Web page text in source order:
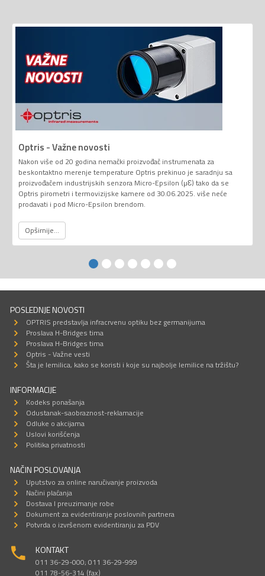
Optris - Važne novosti
Nakon više od 20 godina nemački proizvođač instrumenata za
beskontaktno merenje temperature Optris prekinuo je saradnju sa
proizvođačem industrijskih senzora Micro-Epsilon (µƐ) tako da se
Optris pirometri i termovizijske kamere od 30.06.2025. više neće
prodavati i pod Micro-Epsilon brendom.
Opširnije...
POSLEDNJE NOVOSTI
OPTRIS predstavlja infracrvenu optiku bez germanijuma
Proslava H-Bridges tima
Proslava H-Bridges tima
Optris - Važne vesti
Šta je lemilica, kako se koristi i koje su najbolje lemilice na tržištu?
INFORMACIJE
Kodeks ponašanja
Odustanak-saobraznost-reklamacije
Odluke o akcijama
Uslovi korišćenja
Politika privatnosti
NAČIN POSLOVANJA
Uputstvo za online naručivanje proizvoda
Načini plaćanja
Dostava I preuzimanje robe
Dokument za evidentiranje poslovnih partnera
Potvrda o izvršenom evidentiranju za PDV
KONTAKT
011 36-29-000; 011 36-29-999
011 78-56-314 (fax)